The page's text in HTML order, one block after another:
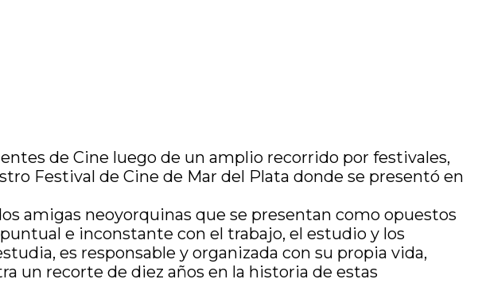
de Cine luego de un amplio recorrido por festivales,
Festival de Cine de Mar del Plata donde se presentó en
amigas neoyorquinas que se presentan como opuestos
e inconstante con el trabajo, el estudio y los
es responsable y organizada con su propia vida,
un recorte de diez años en la historia de estas